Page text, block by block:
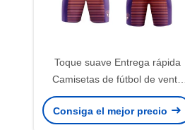
Toque suave Entrega rápida
Camisetas de fútbol de venta
caliente Uniforme de fútbol de
diseño único para clubes
Consiga el mejor precio